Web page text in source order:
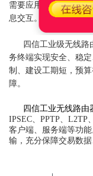
需要应用无线数传终
息交互。
四信工业级无线路
务终端实现安全、稳
制、建设工期短，预
障。
四信工业无线路由
IPSEC、PPTP、L2TP
客户端、服务端等功
输，充分保障交易数